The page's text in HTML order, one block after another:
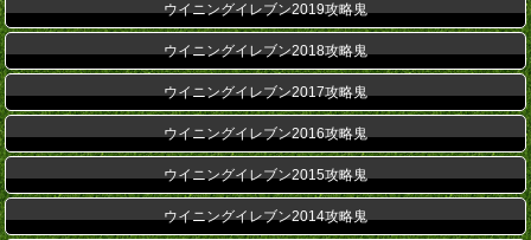
ウイニングイレブン2019攻略鬼
ウイニングイレブン2018攻略鬼
ウイニングイレブン2017攻略鬼
ウイニングイレブン2016攻略鬼
ウイニングイレブン2015攻略鬼
ウイニングイレブン2014攻略鬼